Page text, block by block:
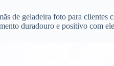
de geladeira foto para clientes
duradouro e positivo com